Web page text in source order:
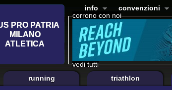
corrono con noi
vedi tutti
info convenzioni
running triathlon